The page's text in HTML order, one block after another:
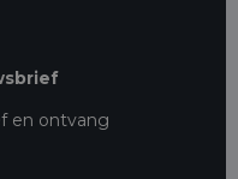
en ontvang